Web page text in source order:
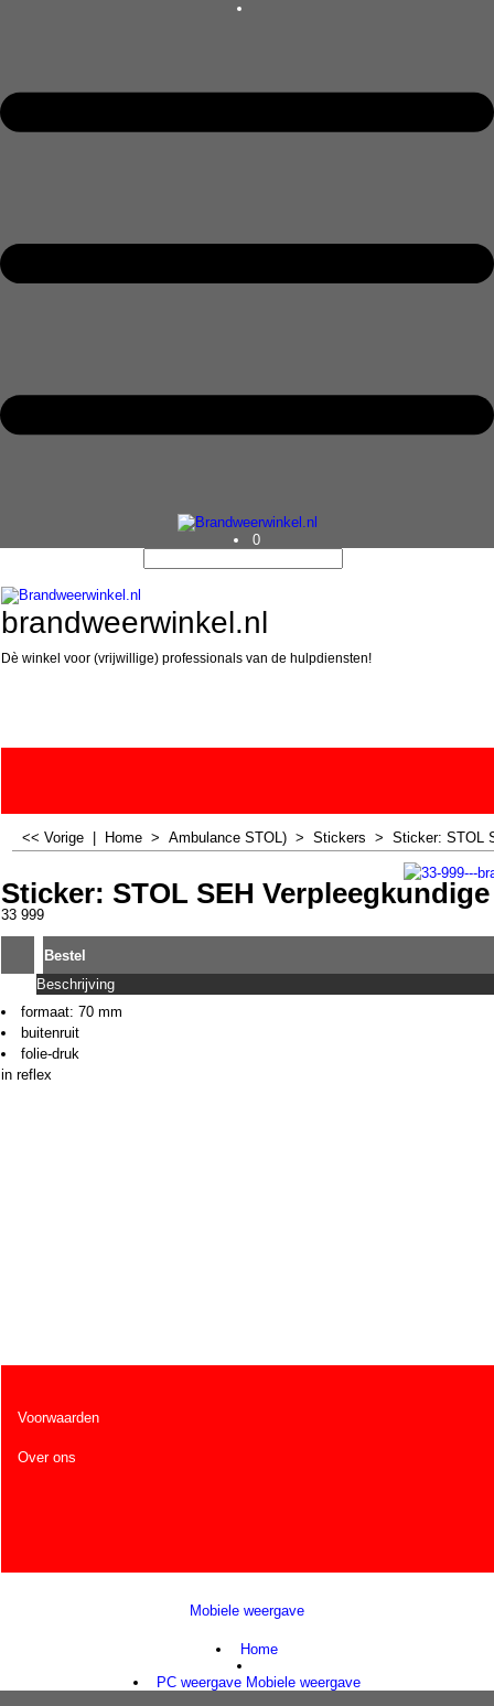
0
brandweerwinkel.nl
Dè winkel voor (vrijwillige) professionals van de hulpdiensten!
<< Vorige Home > Ambulance STOL) > Stickers > Sticker: STOL
Sticker: STOL SEH Verpleegkundige
33 999
Bestel
Beschrijving
formaat: 70 mm
buitenruit
folie-druk
in reflex
Voorwaarden
Over ons
Mobiele weergave
Home
PC weergave Mobiele weergave